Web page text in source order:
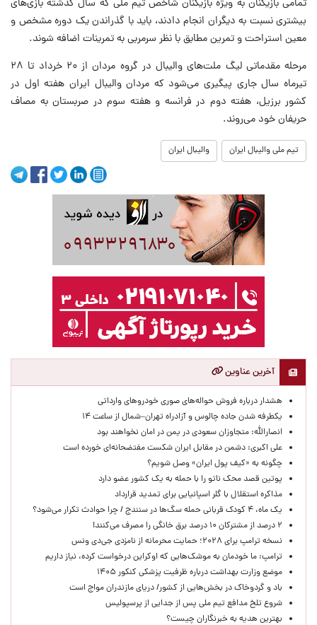
تمامی بازیکنان به ویژه بازیکنان شاخص تیم ملی که سال گذشته بازی‌های
بیشتری نسبت به دیگران انجام دادند، باید با گذراندن یک دوره مشخص و
معین استراحت و تمرین مطابق با نظر سرمربی به تمرینات اضافه شوند.
مرحله مقدماتی لیگ ملت‌های والیبال در گروه مردان از ۲۰ خرداد تا ۲۸
تیرماه سال جاری پیگیری می‌شود که مردان والیبال ایران هفته اول در
کشور برزیل، هفته دوم در فرانسه و هفته سوم در صربستان به مصاف
حریفان خود می‌روند.
تیم ملی والیبال ایران والیبال ایران
آخرین عناوین
هشدار درباره فروش حواله‌های صوری خودروهای وارداتی
یکطرفه شدن جاده چالوس و آزادراه تهران–شمال از ساعت ۱۴
انصارالله: متجاوزان سعودی در یمن در امان نخواهند بود
علی اکبری: دشمن در مقابل ایران شکست مفتضحانه‌ای خورده است
چگونه به «کیف پول ایران» وصل شویم؟
پوتین قصد محک ناتو را با حمله به یک کشور عضو دارد
مذاکره استقلال با گلر اسپانیایی برای تمدید قرارداد
یک ماه، ۴ کودک قربانی حمله سگ‌ها در سنندج / چرا حوادث تکرار می‌شود؟
۲ درصد از مشترکان ۱۰ درصد برق خانگی را مصرف می‌کنند!
نسخه ترامپ برای ۲۰۲۸؛ حمایت محرمانه از نامزدی جی‌دی ونس
ترامپ: ما خودمان به موشک‌هایی که اوکراین درخواست کرده، نیاز داریم
موضع وزارت بهداشت درباره ظرفیت پزشکی کنکور ۱۴۰۵
باد و گردوخاک در بخش‌هایی از کشور/ دریای مازندران مواج است
شروع تلخ مدافع تیم ملی پس از جدایی از پرسپولیس
بهترین هدیه به خبرنگاران چیست؟